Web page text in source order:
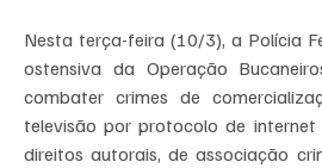
Nesta terça-feira (10/3), a Polícia
ostensiva da Operação
combater crimes de
televisão por protocolo de
direitos autorais, de associação